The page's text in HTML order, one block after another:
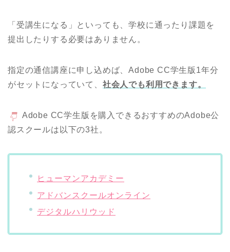
「受講生になる」といっても、学校に通ったり課題を
提出したりする必要はありません。
指定の通信講座に申し込めば、Adobe CC学生版1年分
がセットになっていて、 社会人でも利用できます。
Adobe CC学生版を購入できるおすすめのAdobe公
認スクールは以下の3社。
ヒューマンアカデミー
アドバンスクールオンライン
デジタルハリウッド